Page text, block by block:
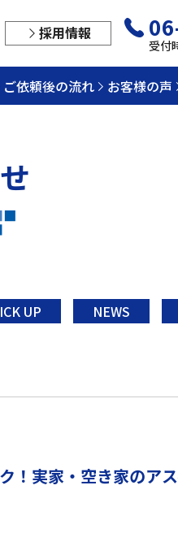
採用情報
受付
ご依頼後の流れ お客様の声
UP NEWS
！実家・空き家のア